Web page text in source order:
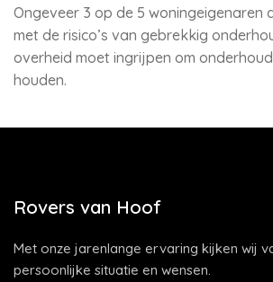
Ongeveer 3 op de 5 woningeigenaren
met de risico’s van gebrekkig
overheid moet ingrijpen om
houden.
Rovers van Hoof
Met onze jarenlange ervaring kijken wij
persoonlijke situatie en wensen.